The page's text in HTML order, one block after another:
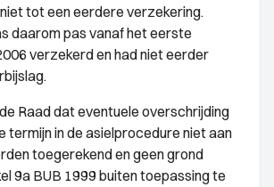
tot een eerdere verzekering.
daarom pas vanaf het eerste
verzekerd en had niet eerder
Raad dat eventuele overschrijding
termijn in de asielprocedure niet aan
toegerekend en geen grond
9a BUB 1999 buiten toepassing te